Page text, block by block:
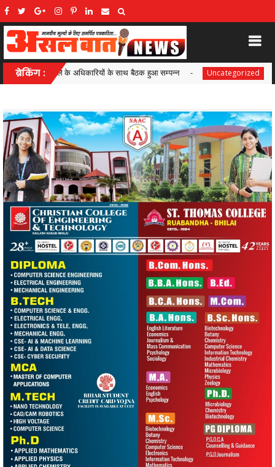
ब्रेकिंग :
सम्पन्न Uncategorized UPI उपयोगकर्ताओं से कोई शुल्क नहीं लिया